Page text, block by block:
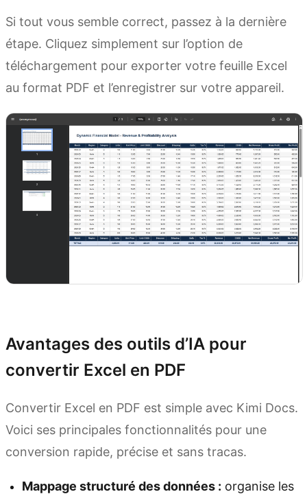
Si tout vous semble correct, passez à la dernière
étape. Cliquez simplement sur l’option de
téléchargement pour exporter votre feuille Excel
au format PDF et l’enregistrer sur votre appareil.
Avantages des outils d’IA pour
convertir Excel en PDF
Convertir Excel en PDF est simple avec Kimi Docs.
Voici ses principales fonctionnalités pour une
conversion rapide, précise et sans tracas.
Mappage structuré des données : organise les